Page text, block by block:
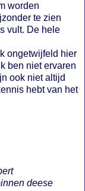
worden
te zien
vult. De hele
ongetwijfeld hier
ben niet ervaren
ook niet altijd
hebt van het
deese